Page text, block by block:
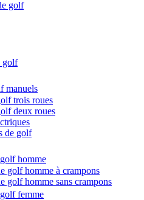
golf
golf
manuels
trois roues
deux roues
de golf
homme
golf homme à crampons
golf homme sans crampons
femme